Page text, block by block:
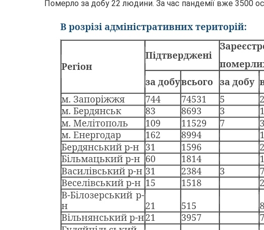
Померло за добу 22 людини. За час пандемії вже 3500